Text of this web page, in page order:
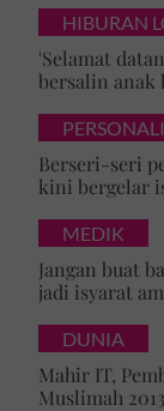
HIBURAN
'Selamat
bersalin anak
Berseri-seri
kini bergelar
MEDIK
Jangan buat
jadi isyarat
DUNIA
Mahir IT,
Muslimah